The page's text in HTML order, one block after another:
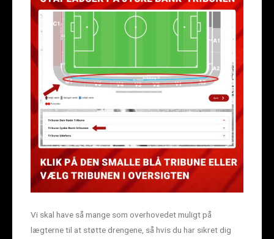
Vi skal have så mange som overhovedet muligt på
lægterne til at støtte drengene, så hvis du har sikret dig